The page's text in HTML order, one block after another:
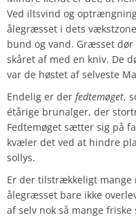
Ved iltsvind og
ålegræsset i dets
bund og vand. Græsset
skåret af med en kniv. De
var de høstet af selveste
Endelig er der fedtemøget,
étårige brunalger, der
Fedtemøget sætter sig på
kvæler det ved at hindre
sollys.
Er der tilstrækkeligt
ålegræsset bare ikke
af selv nok så mange friske